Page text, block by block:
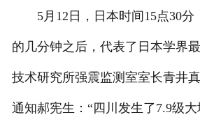
5月12日，日本时间15点30分
的几分钟之后，代表了日本学界
技术研究所强震监测室室长青井
通知郝宪生：“四川发生了7.9级